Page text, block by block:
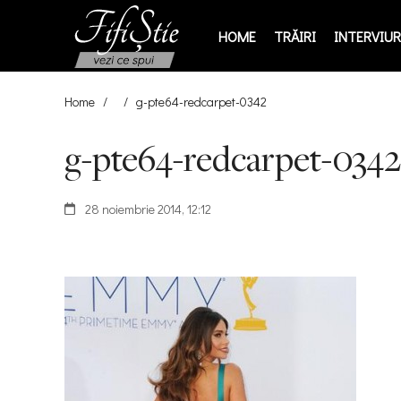
HOME TRĂIRI
Home / / g-pte64-redcarpet-0342
g-pte64-redcarpet-0342
28 noiembrie 2014, 12:12